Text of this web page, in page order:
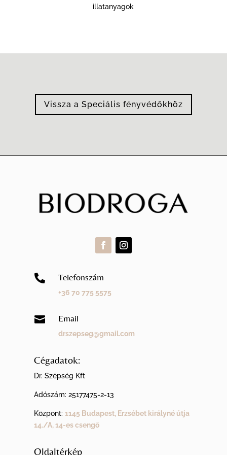
illatanyagok
Vissza a Speciális fényvédőkhöz
 Telefonszám
+36 70 775 5575
 Email
drszepseg@gmail.com
Cégadatok:
Dr. Szépség Kft
Adószám:25177475-2-13
Központ:1145 Budapest, Erzsébet királyné útja
14./A, 14-es csengő
Oldaltérkép